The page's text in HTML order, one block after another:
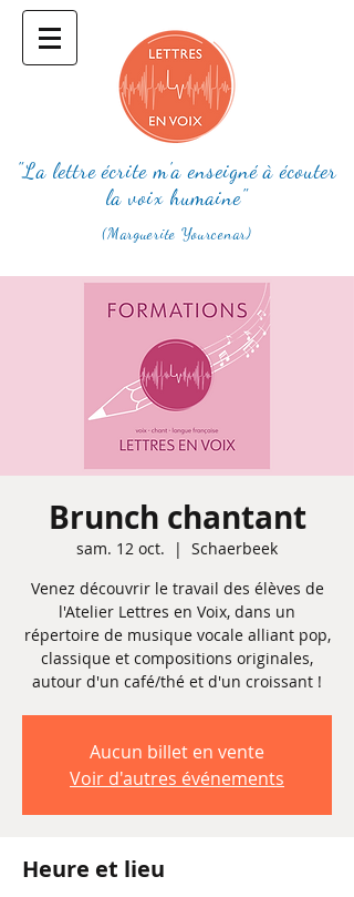
"La lettre écrite m'a enseigné à écouter
la voix humaine"
(Marguerite Yourcenar)
Brunch chantant
sam. 12 oct.
  |
Schaerbeek
Venez découvrir le travail des élèves de
l'Atelier Lettres en Voix, dans un
répertoire de musique vocale alliant pop,
classique et compositions originales,
autour d'un café/thé et d'un croissant !
Aucun billet en vente
Voir d'autres événements
Heure et lieu